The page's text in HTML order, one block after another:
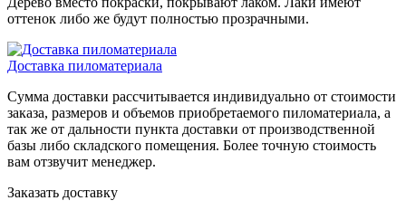
оттенок либо же будут полностью прозрачными.
Доставка пиломатериала
Сумма доставки рассчитывается индивидуально от стоимости
заказа, размеров и объемов приобретаемого пиломатериала, а
так же от дальности пункта доставки от производственной
базы либо складского помещения. Более точную стоимость
вам отзвучит менеджер.
Заказать доставку